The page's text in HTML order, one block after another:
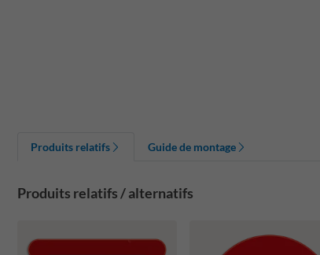
Produits relatifs Guide de montage
Produits relatifs / alternatifs